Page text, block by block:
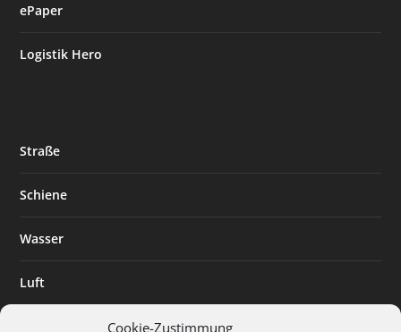
Cookie-Zustimmung
ePaper
Logistik Hero
Straße
Schiene
Wasser
Luft